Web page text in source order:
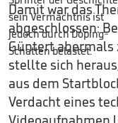
Damit war das
abgeschlossen:
Güntert
stellte sich
aus dem
Verdacht eines